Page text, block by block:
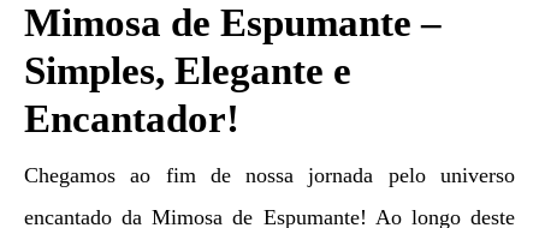
Mimosa de Espumante –
Simples, Elegante e
Encantador!
Chegamos ao fim de nossa jornada pelo universo
encantado da Mimosa de Espumante! Ao longo deste